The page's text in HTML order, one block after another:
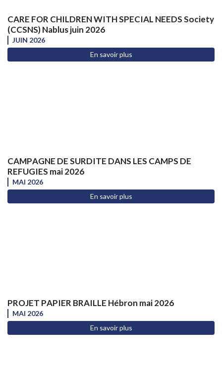
CARE FOR CHILDREN WITH SPECIAL NEEDS Society
(CCSNS) Nablus juin 2026
JUIN 2026
En savoir plus
CAMPAGNE DE SURDITE DANS LES CAMPS DE
REFUGIES mai 2026
MAI 2026
En savoir plus
PROJET PAPIER BRAILLE Hébron mai 2026
MAI 2026
En savoir plus